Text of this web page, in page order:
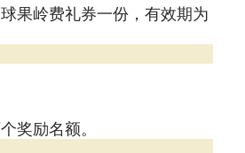
果岭费礼券一份，有效期为
奖励名额。